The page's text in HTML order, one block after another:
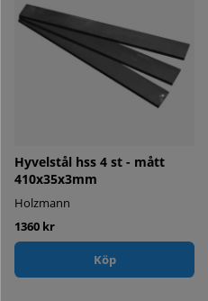
Hyvelstål hss 4 st - mått
410x35x3mm
Holzmann
1360 kr
Köp